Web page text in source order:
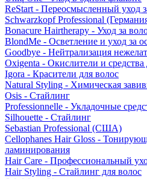
ReStart - Переосмысленный уход
Schwarzkopf Professional
Bonacure Hairtherapy - Уход за
BlondMe - Осветление и уход за
Goodbye - Нейтрализация
Oxigenta - Окислители и средства
Igora - Красители для волос
Natural Styling - Химическая
Osis - Стайлинг
Professionnelle - Укладочные
Silhouette - Стайлинг
Sebastian Professional (США)
Cellophanes Hair Gloss -
ламинирования
Hair Care - Профессиональный
Hair Styling - Стайлинг для волос